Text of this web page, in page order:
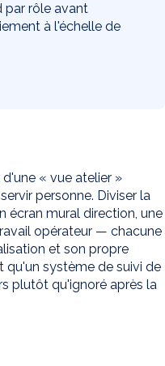
par rôle avant
à l'échelle de
« vue atelier »
personne. Diviser la
écran mural direction, une
opérateur — chacune
et son propre
système de suivi de
plutôt qu'ignoré après la